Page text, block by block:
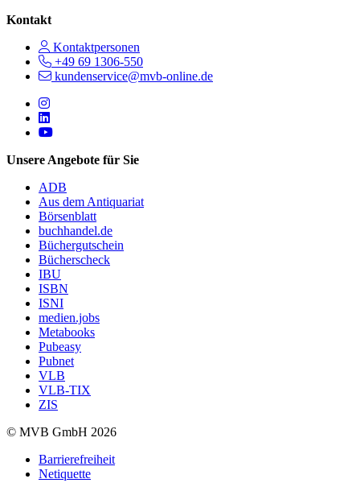
Kontakt
Kontaktpersonen
+49 69 1306-550
kundenservice@mvb-online.de
Follow us on https://www.instagram.com/lifeatmvb/
Follow us on https://www.linkedin.com/company/mvbbooks
Follow us on https://www.youtube.com/@mvbbooks
Unsere Angebote für Sie
ADB
Aus dem Antiquariat
Börsenblatt
buchhandel.de
Büchergutschein
Bücherscheck
IBU
ISBN
ISNI
medien.jobs
Metabooks
Pubeasy
Pubnet
VLB
VLB-TIX
ZIS
© MVB GmbH 2026
Barrierefreiheit
Netiquette